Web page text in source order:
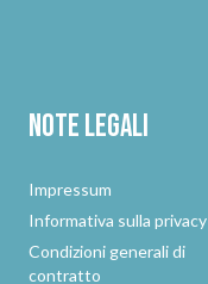
Note legali
Impressum
Informativa sulla privacy
Condizioni generali di
contratto